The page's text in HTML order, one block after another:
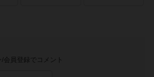
/会員登録でコメント